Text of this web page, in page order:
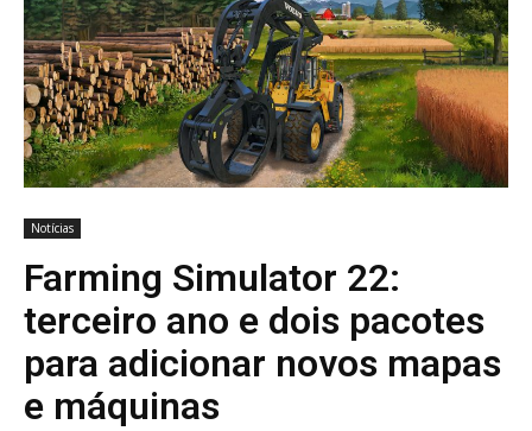
Notícias
Farming Simulator 22:
terceiro ano e dois pacotes
para adicionar novos mapas
e máquinas